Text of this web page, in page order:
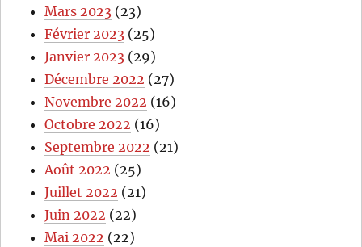
Mars 2023 (23)
Février 2023 (25)
Janvier 2023 (29)
Décembre 2022 (27)
Novembre 2022 (16)
Octobre 2022 (16)
Septembre 2022 (21)
Août 2022 (25)
Juillet 2022 (21)
Juin 2022 (22)
Mai 2022 (22)